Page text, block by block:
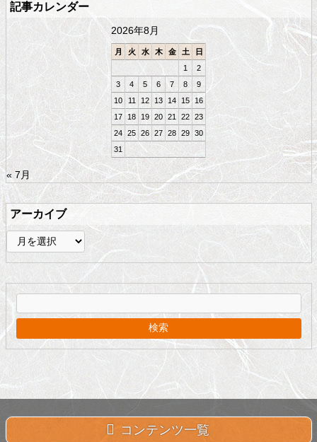
先
記事カレンダー
2026年8月
月 火 水 木 金 土
日
1
2
3
4 5 6 7 8
9
10
11 12 13 14 15
16
17
18 19 20 21 22 23
24 25 26 27 28 29 30
31
« 7月
アーカイブ
ア
ー
カ
イ
ブ
コンテンツ一覧